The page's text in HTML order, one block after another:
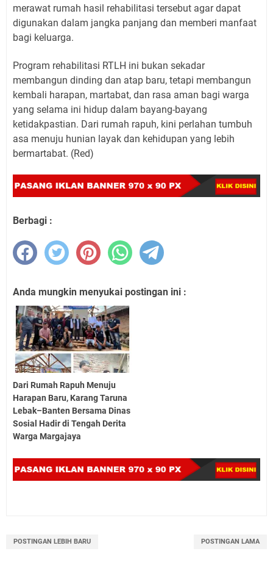
merawat rumah hasil rehabilitasi tersebut agar dapat
digunakan dalam jangka panjang dan memberi manfaat
bagi keluarga.
Program rehabilitasi RTLH ini bukan sekadar
membangun dinding dan atap baru, tetapi membangun
kembali harapan, martabat, dan rasa aman bagi warga
yang selama ini hidup dalam bayang-bayang
ketidakpastian. Dari rumah rapuh, kini perlahan tumbuh
asa menuju hunian layak dan kehidupan yang lebih
bermartabat. (Red)
Berbagi :
Anda mungkin menyukai postingan ini :
Dari Rumah Rapuh Menuju
Harapan Baru, Karang Taruna
Lebak–Banten Bersama Dinas
Sosial Hadir di Tengah Derita
Warga Margajaya
POSTINGAN LEBIH BARU POSTINGAN LAMA